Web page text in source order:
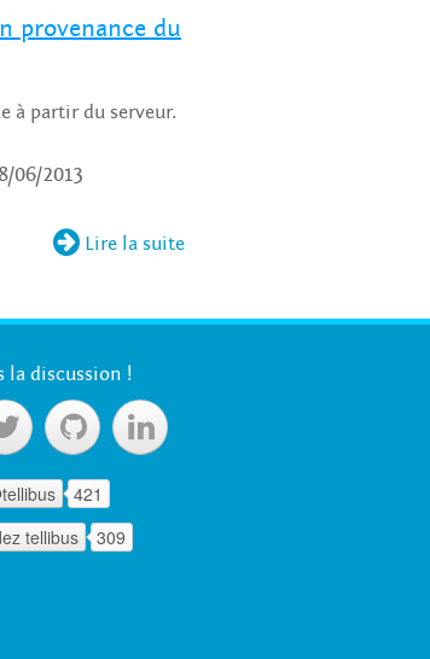
provenance du
à partir du serveur.
06/2013
 Lire la suite
la discussion !
 
421
tellibus 309